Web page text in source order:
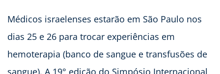
Médicos israelenses estarão em São Paulo nos
dias 25 e 26 para trocar experiências em
hemoterapia (banco de sangue e transfusões de
sangue). A 19° edição do Simpósio Internacional